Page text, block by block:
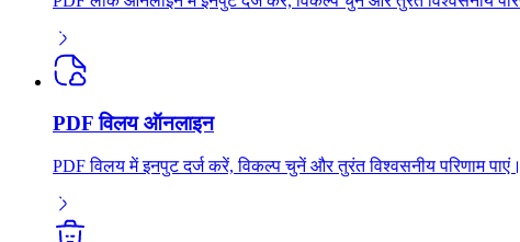
PDF विलय ऑनलाइन
PDF विलय में इनपुट दर्ज करें, विकल्प चुनें और तुरंत विश्वसनीय परिणाम